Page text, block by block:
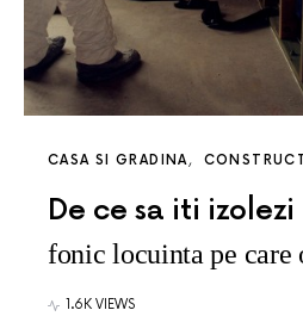
CASA SI GRADINA
De ce sa iti
fonic locuinta pe care
1.6K VIEWS